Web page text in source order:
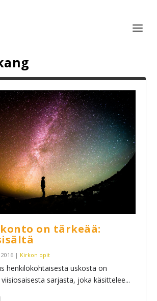
on tärkeää:
| Kirkon opit
henkilökohtaisesta uskosta on
sarjasta, joka käsittelee...